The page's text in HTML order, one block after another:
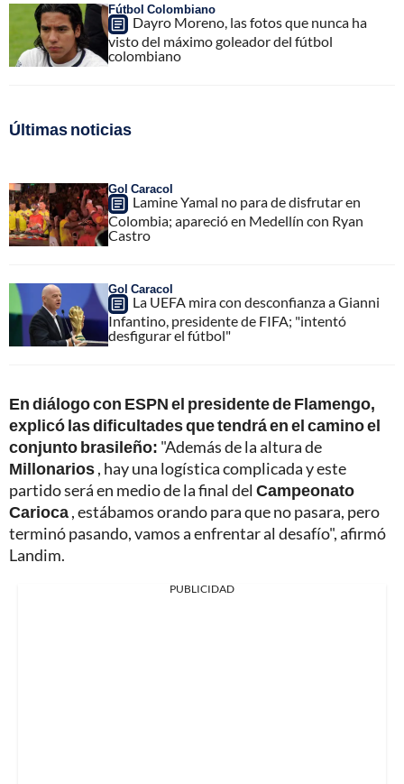
Fútbol Colombiano
Dayro Moreno, las fotos que nunca ha
visto del máximo goleador del fútbol
colombiano
Últimas noticias
Gol Caracol
Lamine Yamal no para de disfrutar en
Colombia; apareció en Medellín con Ryan
Castro
Gol Caracol
La UEFA mira con desconfianza a Gianni
Infantino, presidente de FIFA; "intentó
desfigurar el fútbol"
En diálogo con ESPN el presidente de Flamengo,
explicó las dificultades que tendrá en el camino el
conjunto brasileño: "Además de la altura de
Millonarios, hay una logística complicada y este
partido será en medio de la final del Campeonato
Carioca, estábamos orando para que no pasara, pero
terminó pasando, vamos a enfrentar al desafío", afirmó
Landim.
PUBLICIDAD